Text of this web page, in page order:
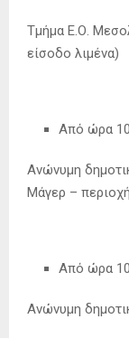
Τμήμα Ε.Ο.
είσοδο λιμένα)
Από ώρα
Ανώνυμη
Μάγερ –
Από ώρα
Ανώνυμη